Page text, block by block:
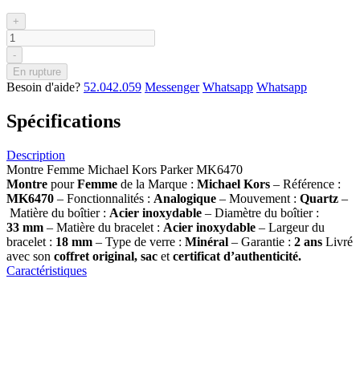
+
-
En rupture
Besoin d'aide? 52.042.059 Messenger Whatsapp Whatsapp
Spécifications
Description
Montre Femme Michael Kors Parker MK6470
Montre pourFemme de la Marque : Michael Kors – Référence :
MK6470 – Fonctionnalités : Analogique – Mouvement : Quartz –
Matière du boîtier : Acier inoxydable – Diamètre du boîtier :
33 mm – Matière du bracelet : Acier inoxydable – Largeur du
bracelet : 18 mm – Type de verre : Minéral – Garantie : 2 ans Livré
avec son coffret original, sac et certificat d’authenticité.
Caractéristiques